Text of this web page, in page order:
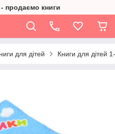
- продаємо книги
для дітей Книги для дітей